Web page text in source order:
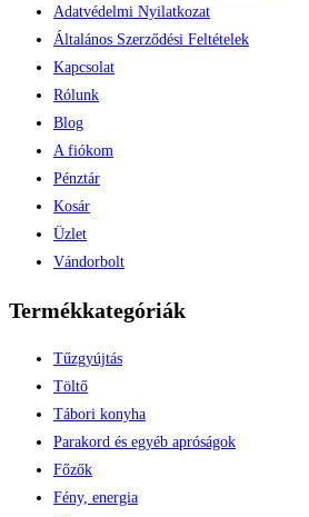
Adatvédelmi Nyilatkozat
Általános Szerződési Feltételek
Kapcsolat
Rólunk
Blog
A fiókom
Pénztár
Kosár
Üzlet
Vándorbolt
Termékkategóriák
Tűzgyújtás
Töltő
Tábori konyha
Parakord és egyéb apróságok
Főzők
Fény, energia